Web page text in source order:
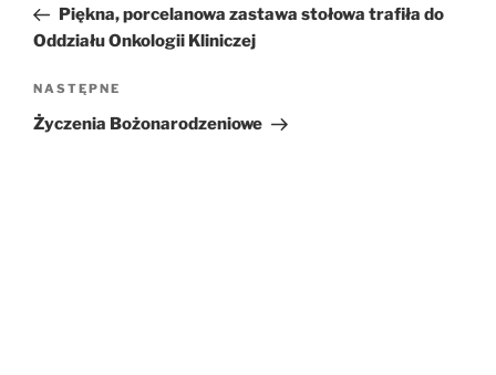
wpisPiękna, porcelanowa zastawa stołowa trafiła do
Oddziału Onkologii Kliniczej
Następny
wpis
NASTĘPNE
Życzenia Bożonarodzeniowe